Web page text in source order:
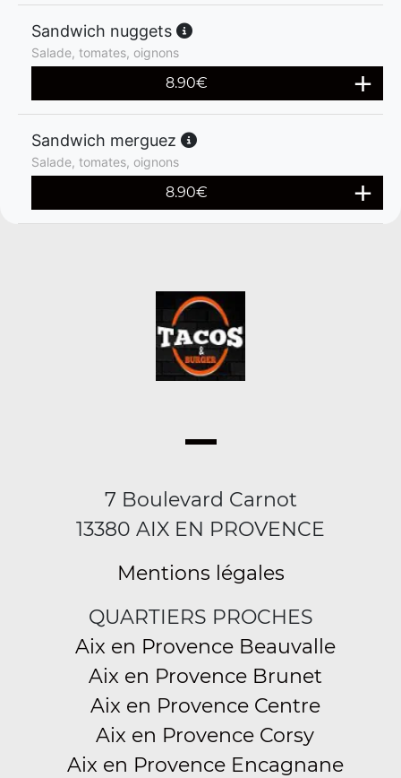
Sandwich nuggets
Salade, tomates, oignons
8.90€
Sandwich merguez
Salade, tomates, oignons
8.90€
7 Boulevard Carnot
13380 AIX EN PROVENCE
Mentions légales
QUARTIERS PROCHES
Aix en Provence Beauvalle
Aix en Provence Brunet
Aix en Provence Centre
Aix en Provence Corsy
Aix en Provence Encagnane